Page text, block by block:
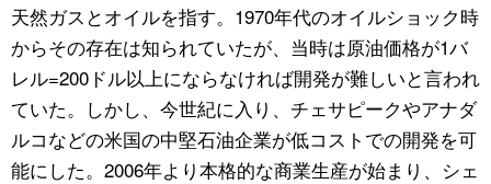
天然ガスとオイルを指す。1970年代のオイルショック時
からその存在は知られていたが、当時は原油価格が1バ
レル=200ドル以上にならなければ開発が難しいと言われ
ていた。しかし、今世紀に入り、チェサピークやアナダ
ルコなどの米国の中堅石油企業が低コストでの開発を可
能にした。2006年より本格的な商業生産が始まり、シェ